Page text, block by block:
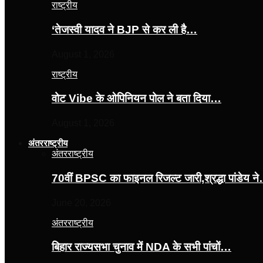
राष्ट्रीय
‘तेजस्‍वी यादव ने BJP से कर ली है…
राष्ट्रीय
वोट Vibe के ओपिनियन पोल ने बता दिया…
अंतरराष्ट्रीय
अंतरराष्ट्रीय
70वीं BPSC का फाइनल रिजल्ट जारी,श्रद्धा पांडेय
अंतरराष्ट्रीय
बिहार राज्यसभा चुनाव में NDA के सभी पांचों…